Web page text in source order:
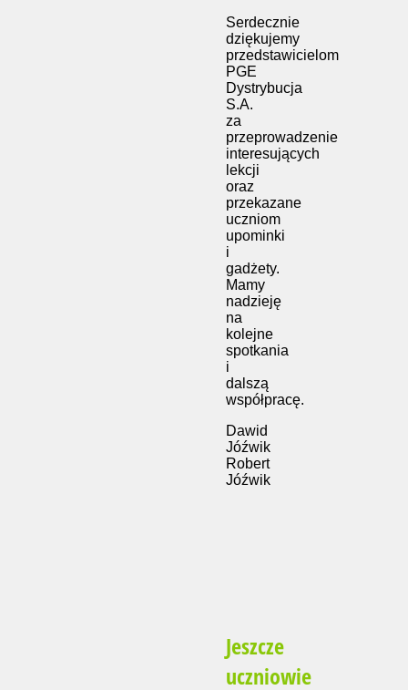
Serdecznie
dziękujemy
przedstawicielom
PGE
Dystrybucja
S.A.
za
przeprowadzenie
interesujących
lekcji
oraz
przekazane
uczniom
upominki
i
gadżety.
Mamy
nadzieję
na
kolejne
spotkania
i
dalszą
współpracę.
Dawid
Jóźwik
Robert
Jóźwik
Jeszcze
uczniowie